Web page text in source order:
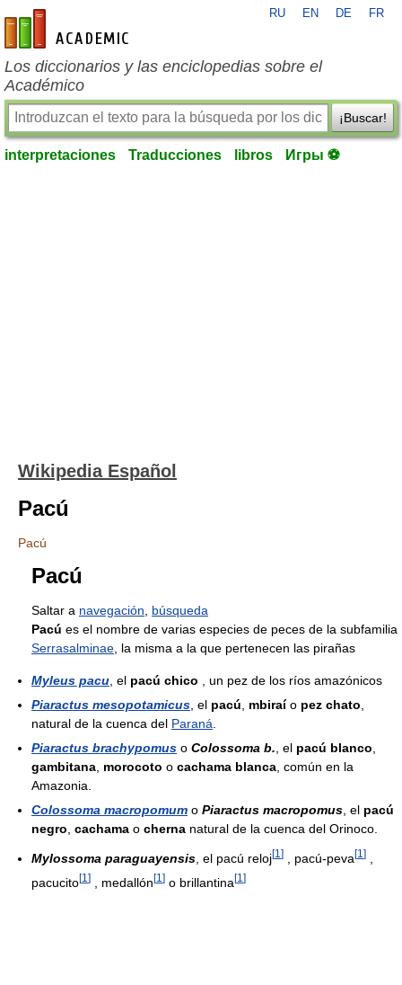
es-academic.com
RU EN DE FR
Los diccionarios y las enciclopedias sobre el
Académico
¡Buscar!
interpretaciones Traducciones libros Игры ⚽
Wikipedia Español
Pacú
Pacú
Pacú
Saltar a navegación
búsqueda
Pacú es el nombre de varias especies de peces de la subfamilia
Serrasalminae , la misma a la que pertenecen las pirañas
Myleus pacu , el pacú chico , un pez de los ríos amazónicos
Piaractus mesopotamicus , el pacú mbiraío pez chato
natural de la cuenca del Paraná
Piaractus brachypomus o Colossoma b. , el pacú blanco
gambitana morocoto o cachama blanca , común en la
Amazonia.
Colossoma macropomum o Piaractus macropomus , el pacú
negro cachama o cherna natural de la cuenca del Orinoco.
Mylossoma paraguayensis , el pacú reloj[1 ] , pacú-peva[1 ]
pacucito[1 ] , medallón[1 ] o brillantina[1 ]